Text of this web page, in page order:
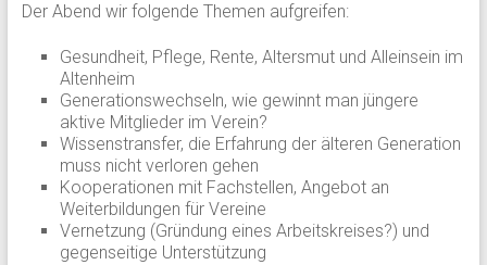
Der Abend wir folgende Themen aufgreifen:
Gesundheit, Pflege, Rente, Altersmut und Alleinsein im
Altenheim
Generationswechseln, wie gewinnt man jüngere
aktive Mitglieder im Verein?
Wissenstransfer, die Erfahrung der älteren Generation
muss nicht verloren gehen
Kooperationen mit Fachstellen, Angebot an
Weiterbildungen für Vereine
Vernetzung (Gründung eines Arbeitskreises?) und
gegenseitige Unterstützung